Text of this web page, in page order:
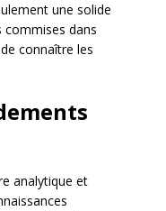
une solide
commises dans
connaître les
analytique et